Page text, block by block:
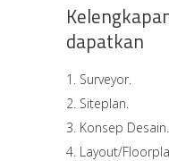
dapatkan
Surveyor.
Siteplan.
Konsep Desain.
Layout/